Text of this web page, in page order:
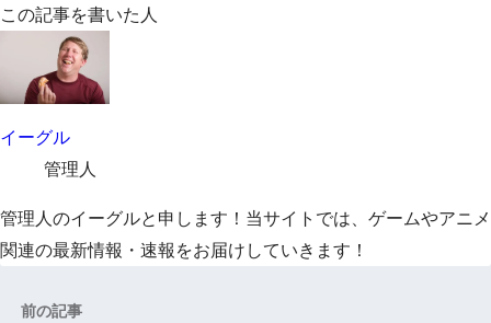
この記事を書いた人
イーグル
管理人
管理人のイーグルと申します！当サイトでは、ゲームやアニメ
関連の最新情報・速報をお届けしていきます！
前の記事